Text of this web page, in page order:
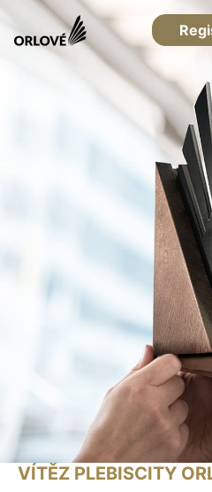
VÍTĚZ PLEBISCITY